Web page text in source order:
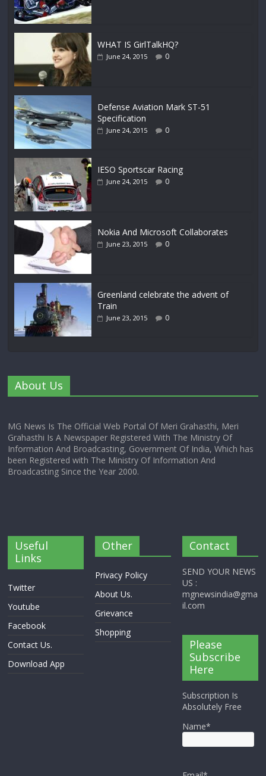
WHAT IS GirlTalkHQ?
June 24, 2015 0
Defense Aviation Mark ST-51
Specification
June 24, 2015 0
IESO Sportscar Racing
June 24, 2015 0
Nokia And Microsoft Collaborates
June 23, 2015 0
Greenland celebrate the advent of
Train
June 23, 2015 0
About Us
MG News Is The Official Web Portal Of Meri Grahasthi, Meri
Grahasthi Is A Newspaper Registered With The Ministry Of
Information And Broadcasting, Government Of India, Which has
been Registered with The Ministry Of Information And
Broadcasting Since the Year 2000.
Useful
Links
Twitter
Youtube
Facebook
Contact Us.
Download App
Other
Privacy Policy
About Us.
Grievance
Shopping
Contact
SEND YOUR NEWS
US :
mgnewsindia@gma
il.com
Please
Subscribe
Here
Subscription Is
Absolutely Free
Name*